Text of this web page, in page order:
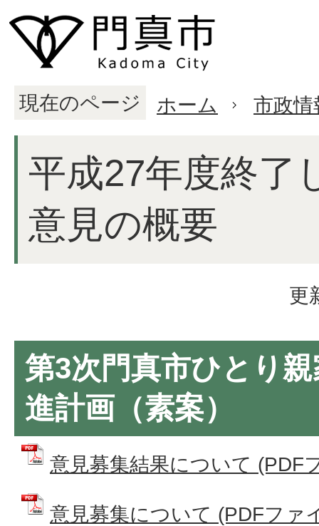
現在のページ ホーム 市政情
平成27年度終了
意見の概要
更
第3次門真市ひとり
進計画（素案）
意見募集結果について (PDF
意見募集について (PDFファ